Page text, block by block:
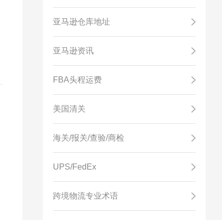
亚马逊仓库地址
亚马逊资讯
FBA头程运费
美国清关
海关/报关/查验/商检
UPS/FedEx
跨境物流专业术语